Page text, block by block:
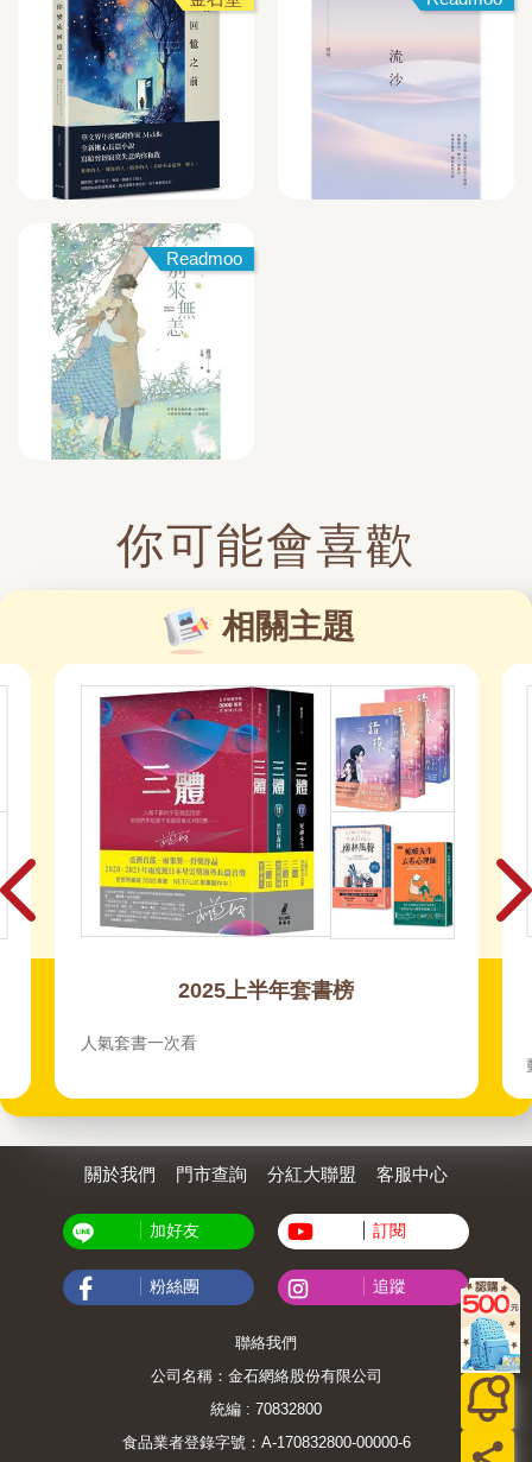
Readmoo
你可能會喜歡
相關主題
2025上半年套書榜
人氣套書一次看
關於我們 門市查詢 分紅大聯盟 客服中心
加好友 訂閱
粉絲團 追蹤
聯絡我們
公司名稱：金石網絡股份有限公司
統編 : 70832800
食品業者登錄字號：A-170832800-00000-6